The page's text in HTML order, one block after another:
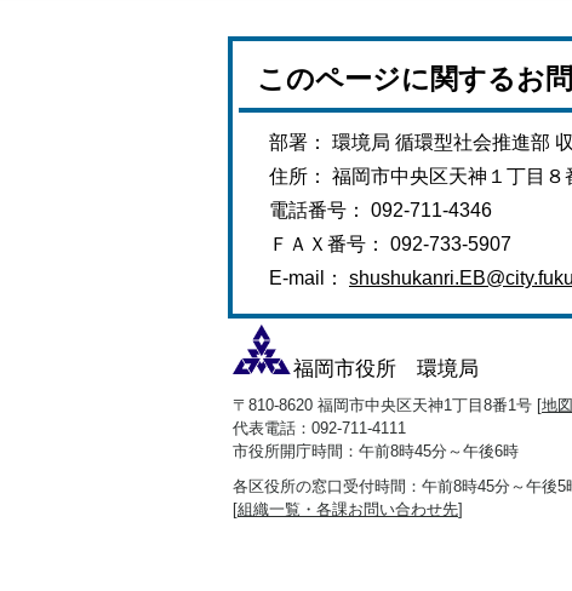
このページに関するお
部署： 環境局 循環型社会推進部
住所： 福岡市中央区天神１丁目８
電話番号： 092-711-4346
ＦＡＸ番号： 092-733-5907
E-mail：
福岡市役所 環境局
〒810-8620 福岡市中央区天神1丁目8番1号 [地
代表電話：092-711-4111
市役所開庁時間：午前8時45分～午後6時
各区役所の窓口受付時間：午前8時45分～午後
[組織一覧・各課お問い合わせ先]